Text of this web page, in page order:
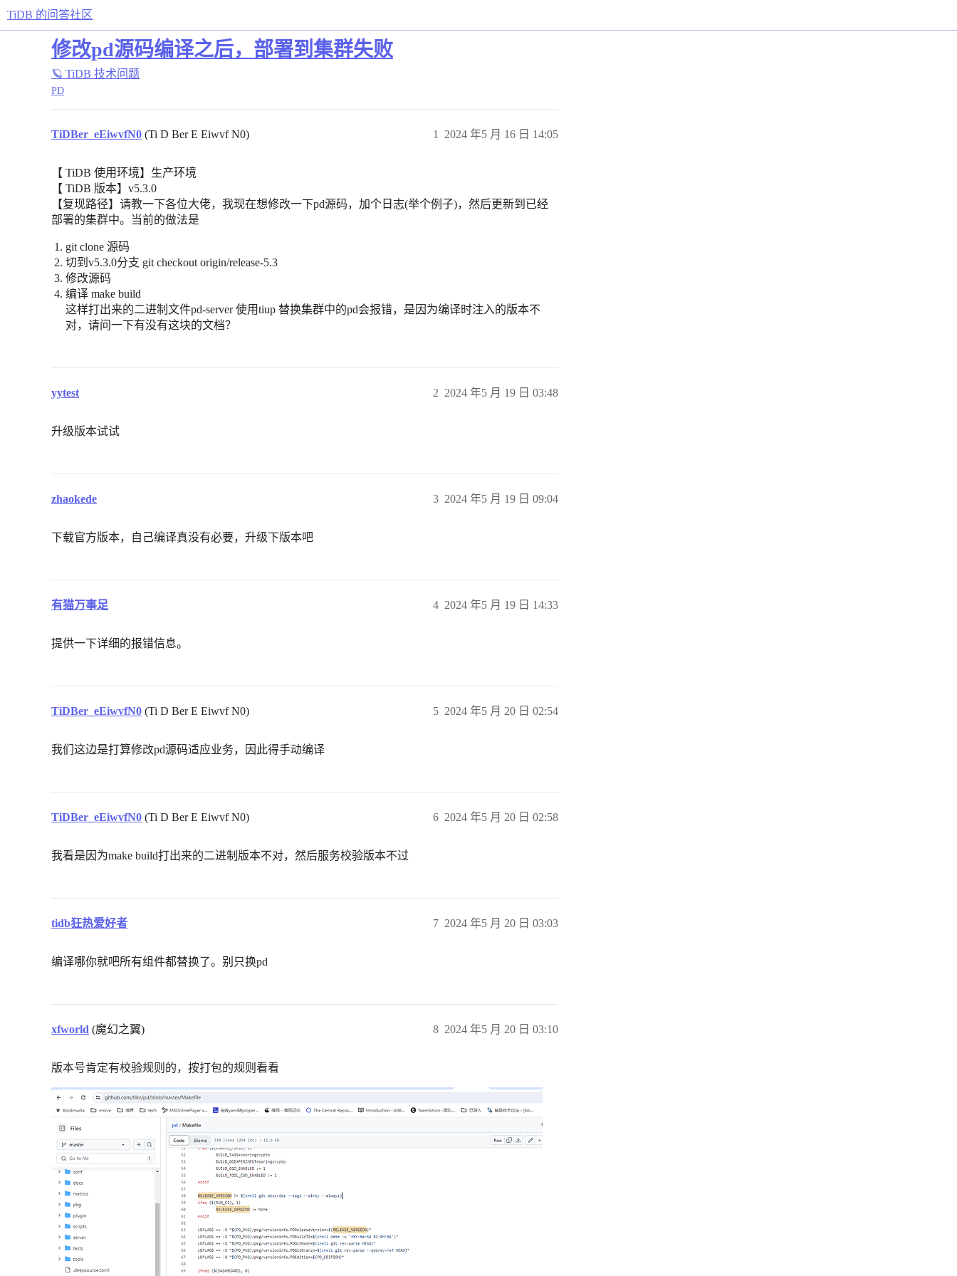
TiDB 的问答社区
修改pd源码编译之后，部署到集群失败
🪐 TiDB 技术问题
PD
TiDBer_eEiwvfN0 (Ti D Ber E Eiwvf N0) 2024 年5 月 16 日 14:05
1
【 TiDB 使用环境】生产环境
【 TiDB 版本】v5.3.0
【复现路径】请教一下各位大佬，我现在想修改一下pd源码，加个日志(举个例子)，然后更新到已经
部署的集群中。当前的做法是
git clone 源码
切到v5.3.0分支 git checkout origin/release-5.3
修改源码
编译 make build
这样打出来的二进制文件pd-server 使用tiup 替换集群中的pd会报错，是因为编译时注入的版本不
对，请问一下有没有这块的文档？
yytest 2024 年5 月 19 日 03:48
2
升级版本试试
zhaokede 2024 年5 月 19 日 09:04
3
下载官方版本，自己编译真没有必要，升级下版本吧
有猫万事足 2024 年5 月 19 日 14:33
4
提供一下详细的报错信息。
TiDBer_eEiwvfN0 (Ti D Ber E Eiwvf N0) 2024 年5 月 20 日 02:54
5
我们这边是打算修改pd源码适应业务，因此得手动编译
TiDBer_eEiwvfN0 (Ti D Ber E Eiwvf N0) 2024 年5 月 20 日 02:58
6
我看是因为make build打出来的二进制版本不对，然后服务校验版本不过
tidb狂热爱好者 2024 年5 月 20 日 03:03
7
编译哪你就吧所有组件都替换了。别只换pd
xfworld (魔幻之翼) 2024 年5 月 20 日 03:10
8
版本号肯定有校验规则的，按打包的规则看看